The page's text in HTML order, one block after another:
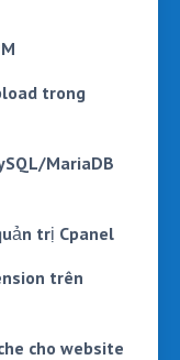
trong
MariaDB
trị Cpanel
trên
cho website